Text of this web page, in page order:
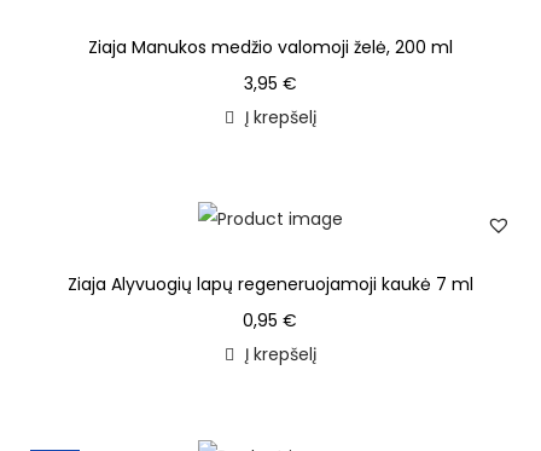
Ziaja Manukos medžio valomoji želė, 200 ml
3,95 €
Į krepšelį
Ziaja Alyvuogių lapų regeneruojamoji kaukė 7 ml
0,95€
Į krepšelį